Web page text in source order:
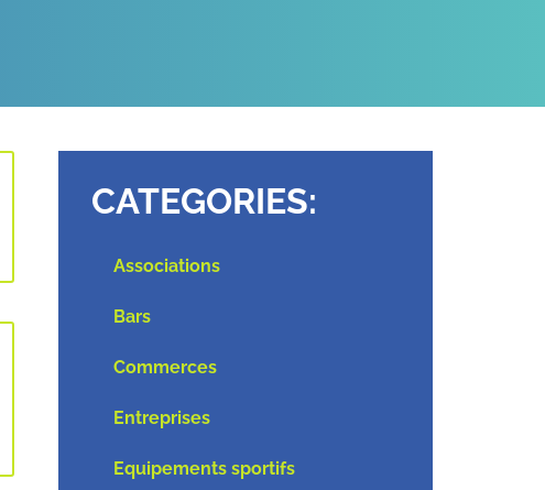
CATEGORIES:
Associations
Bars
Commerces
Entreprises
Equipements sportifs